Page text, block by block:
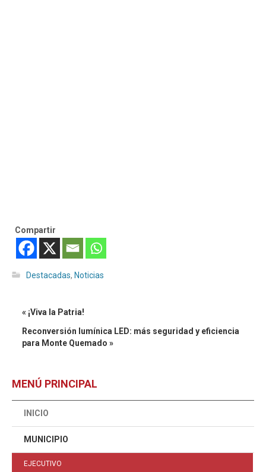
Compartir
Destacadas, Noticias
« ¡Viva la Patria!
Reconversión lumínica LED: más seguridad y eficiencia
para Monte Quemado »
MENÚ PRINCIPAL
INICIO
MUNICIPIO
EJECUTIVO